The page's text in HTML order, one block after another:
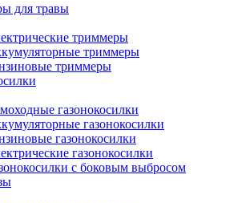
для травы
триммеры
триммеры
триммеры
газонокосилки
газонокосилки
газонокосилки
газонокосилки
с боковым выбросом